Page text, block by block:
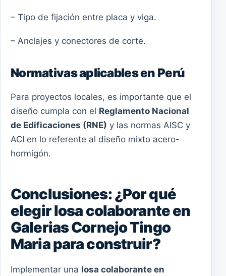
– Tipo de fijación entre placa y viga.
– Anclajes y conectores de corte.
Normativas aplicables en Perú
Para proyectos locales, es importante que el
diseño cumpla con el Reglamento Nacional
de Edificaciones (RNE) y las normas AISC y
ACI en lo referente al diseño mixto acero-
hormigón.
Conclusiones: ¿Por qué
elegir losa colaborante en
Galerias Cornejo Tingo
Maria para construir?
Implementar una losa colaborante en